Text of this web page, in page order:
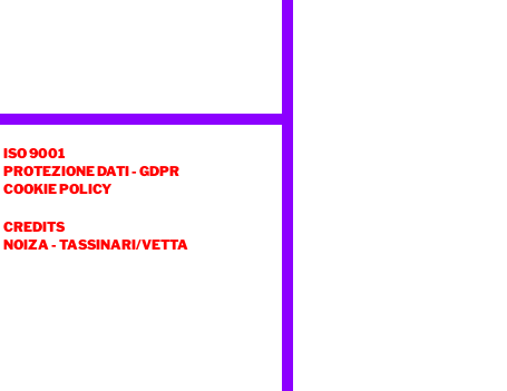
ISO 9001
PROTEZIONE DATI - GDPR
COOKIE POLICY
CREDITS
NOIZA- TASSINARI/VETTA